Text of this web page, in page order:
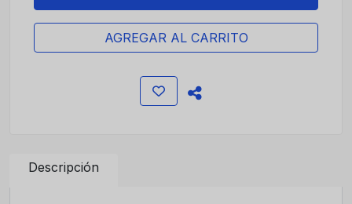
AGREGAR AL CARRITO
Descripción